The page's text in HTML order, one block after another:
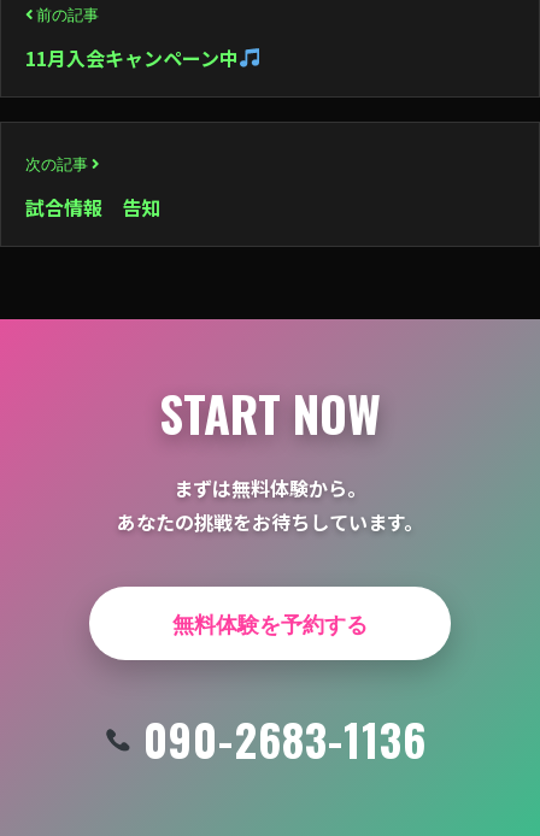
稿
ナ
ビ
ゲ
ー
ョ
前の記事
11月入会キャンペーン中
次の記事
試合情報 告知
START NOW
まずは無料体験から。
あなたの挑戦をお待ちしています。
無料体験を予約する
090-2683-1136